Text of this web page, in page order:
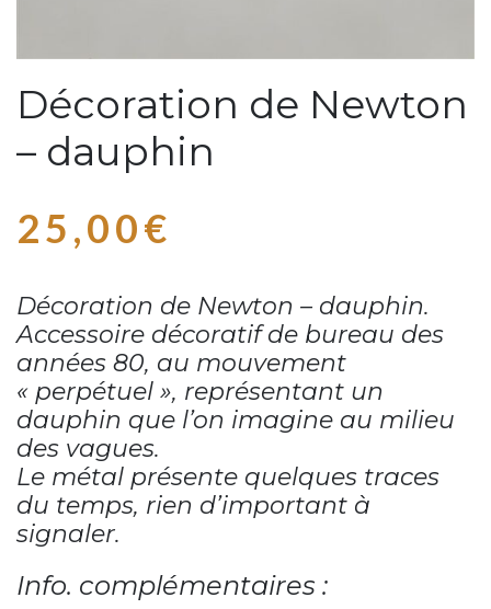
Décoration de Newton
– dauphin
25,00€
Décoration de Newton – dauphin.
Accessoire décoratif de bureau des
années 80, au mouvement
« perpétuel », représentant un
dauphin que l’on imagine au milieu
des vagues.
Le métal présente quelques traces
du temps, rien d’important à
signaler.
Info. complémentaires :